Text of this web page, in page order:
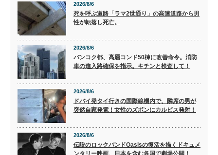
2026/8/6
死を呼ぶ道路「ラマ2世通り」の高速道路から男
性が転落し死亡。
2026/8/6
バンコク都、高層コンド50棟に改善命令。消防
車の進入路確保を指示。キチンと検査して！
2026/8/6
ドバイ発タイ行きの国際線機内で、隣席の男が
突然自家発電！女性のズボンにカルピス発射！
2026/8/6
伝説のロックバンドOasisの復活を描くドキュメ
ンタリー映画、日本を含む各国で劇場公開！